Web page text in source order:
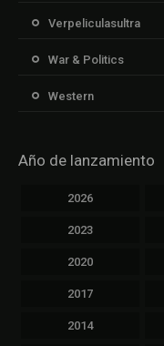
Verpeliculasultra
War & Politics
Western
Año de lanzamiento
2026
2023
2020
2017
2014